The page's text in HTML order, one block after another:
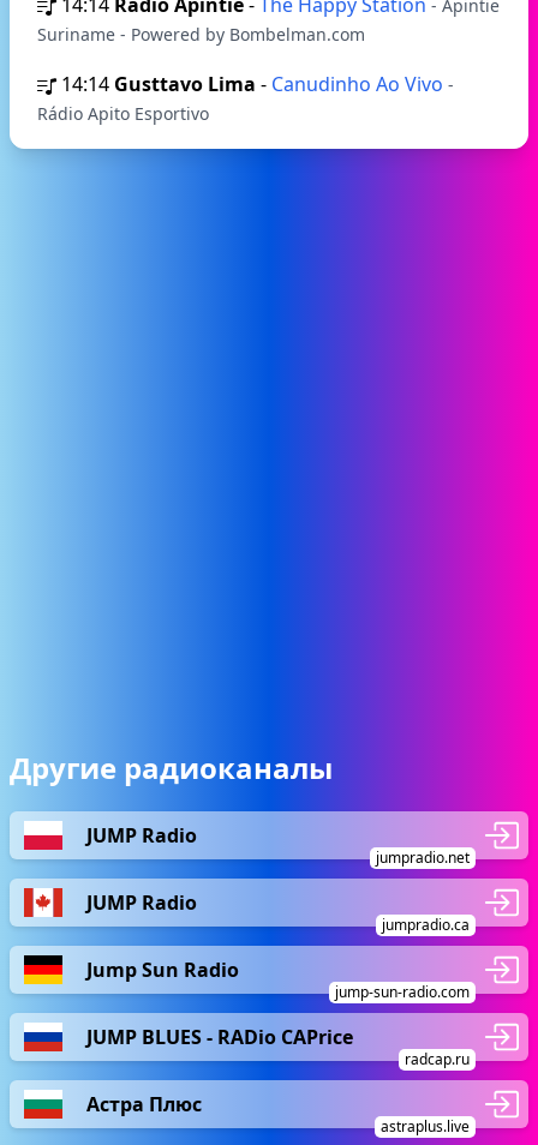
- Apintie
Suriname - Powered by Bombelman.com
14:14 Gusttavo Lima - Canudinho Ao Vivo -
Rádio Apito Esportivo
Другие радиоканалы
JUMP Radio
jumpradio.net
JUMP Radio
jumpradio.ca
Jump Sun Radio
jump-sun-radio.com
JUMP BLUES - RADio CAPrice
radcap.ru
Астра Плюс
astraplus.live